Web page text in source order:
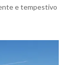
e tempestivo